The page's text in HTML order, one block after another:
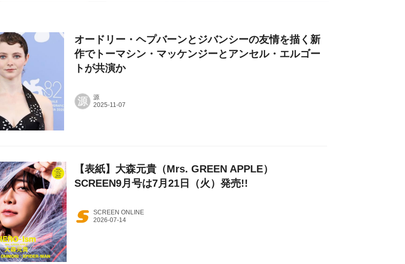
オードリー・ヘプバーンとジバンシーの友情を描く新
作でトーマシン・マッケンジーとアンセル・エルゴー
トが共演か
源 源
【表紙】大森元貴（Mrs. GREEN APPLE）
SCREEN9月号は7月21日（火）発売!!
SCREEN ONLINE